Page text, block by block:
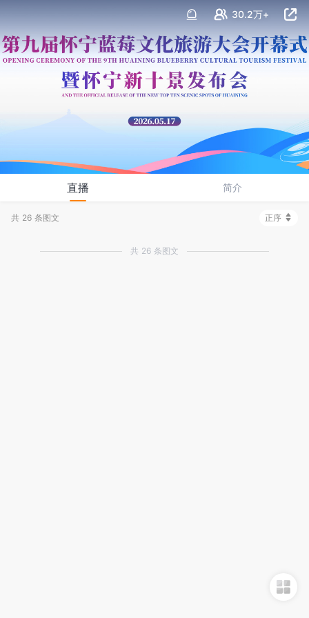
30.2万+
直播 简介
共 26 条图文 正序
共 26 条图文